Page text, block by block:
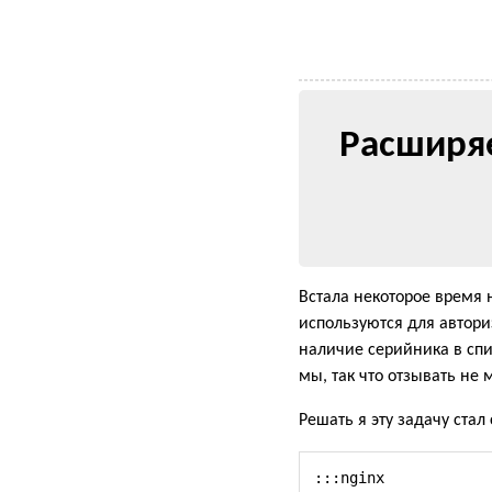
Встала некоторое
используются для
наличие серийника в
мы, так что отзывать не
Решать я эту задачу
:::nginx